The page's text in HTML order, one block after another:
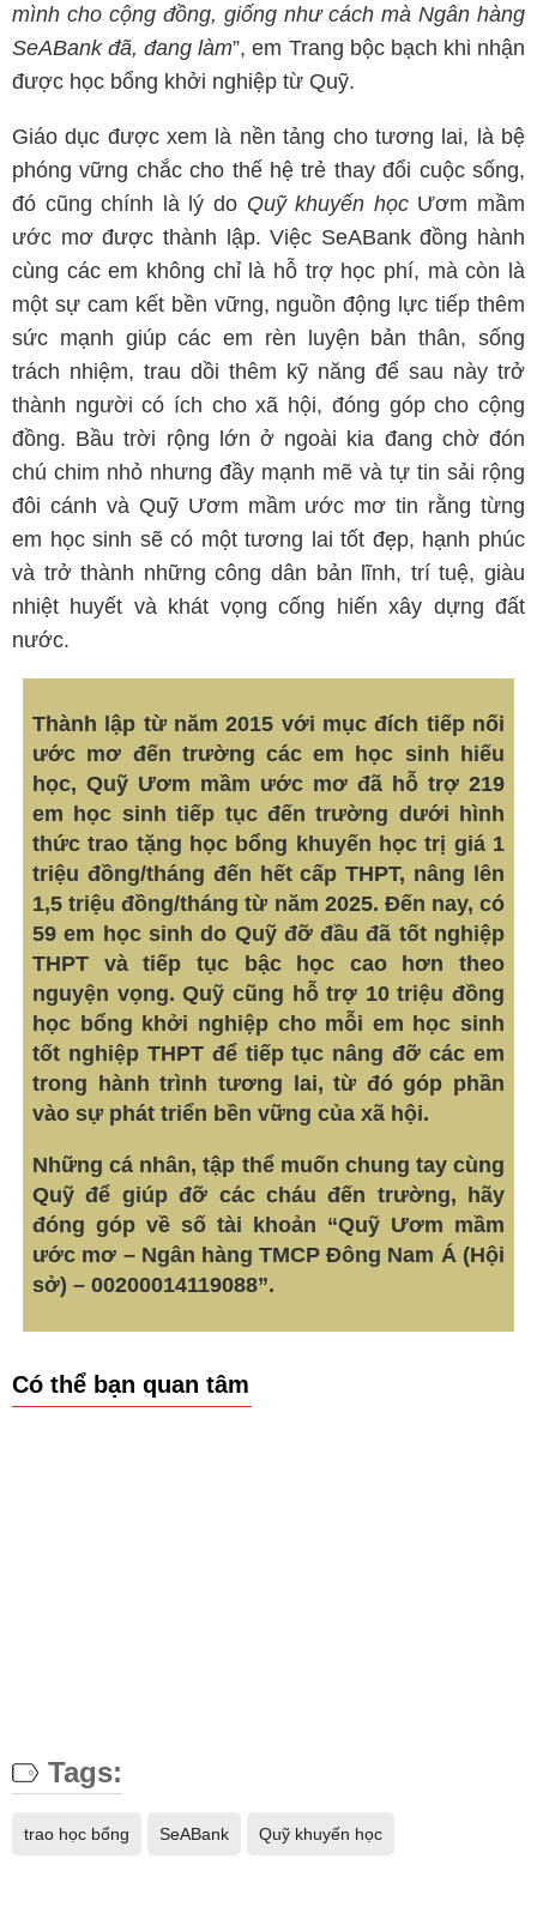
mình cho cộng đồng, giống như cách mà Ngân hàng
SeABank đã, đang làm”, em Trang bộc bạch khi nhận
được học bổng khởi nghiệp từ Quỹ.
Giáo dục được xem là nền tảng cho tương lai, là bệ
phóng vững chắc cho thế hệ trẻ thay đổi cuộc sống,
đó cũng chính là lý do Quỹ khuyến họcƯơm mầm
ước mơ được thành lập. Việc SeABank đồng hành
cùng các em không chỉ là hỗ trợ học phí, mà còn là
một sự cam kết bền vững, nguồn động lực tiếp thêm
sức mạnh giúp các em rèn luyện bản thân, sống
trách nhiệm, trau dồi thêm kỹ năng để sau này trở
thành người có ích cho xã hội, đóng góp cho cộng
đồng. Bầu trời rộng lớn ở ngoài kia đang chờ đón
chú chim nhỏ nhưng đầy mạnh mẽ và tự tin sải rộng
đôi cánh và Quỹ Ươm mầm ước mơ tin rằng từng
em học sinh sẽ có một tương lai tốt đẹp, hạnh phúc
và trở thành những công dân bản lĩnh, trí tuệ, giàu
nhiệt huyết và khát vọng cống hiến xây dựng đất
nước.
Thành lập từ năm 2015 với mục đích tiếp nối
ước mơ đến trường các em học sinh hiếu
học, Quỹ Ươm mầm ước mơ đã hỗ trợ 219
em học sinh tiếp tục đến trường dưới hình
thức trao tặng học bổng khuyến học trị giá 1
triệu đồng/tháng đến hết cấp THPT, nâng lên
1,5 triệu đồng/tháng từ năm 2025. Đến nay, có
59 em học sinh do Quỹ đỡ đầu đã tốt nghiệp
THPT và tiếp tục bậc học cao hơn theo
nguyện vọng. Quỹ cũng hỗ trợ 10 triệu đồng
học bổng khởi nghiệp cho mỗi em học sinh
tốt nghiệp THPT để tiếp tục nâng đỡ các em
trong hành trình tương lai, từ đó góp phần
vào sự phát triển bền vững của xã hội.
Những cá nhân, tập thể muốn chung tay cùng
Quỹ để giúp đỡ các cháu đến trường, hãy
đóng góp về số tài khoản “Quỹ Ươm mầm
ước mơ – Ngân hàng TMCP Đông Nam Á (Hội
sở) – 00200014119088”.
Có thể bạn quan tâm
Tags:
trao học bổng SeABank Quỹ khuyến học